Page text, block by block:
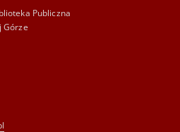
Publiczna
Górze